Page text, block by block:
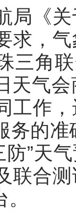
局《
求，
三角
天气
工作
务的
防”天
联合